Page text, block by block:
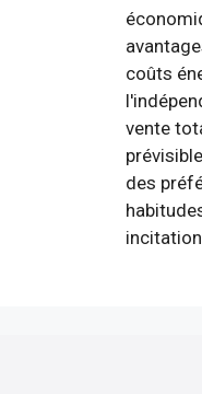
coûts
vente
des